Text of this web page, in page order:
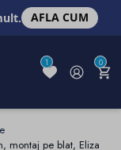
AFLA CUM
1 0
montaj pe blat, Eliza